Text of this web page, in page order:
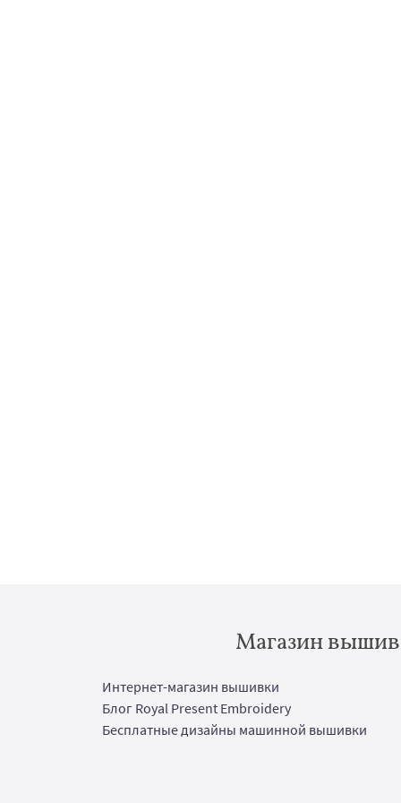
Магазин
Интернет-магазин вышивки
Блог Royal Present Embroidery
Бесплатные дизайны машинной вышивки